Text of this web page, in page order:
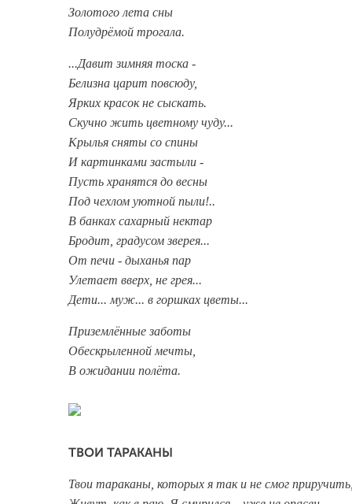
Золотого лета сны
Полудрёмой трогала.
...Давит зимняя тоска -
Белизна царит повсюду,
Ярких красок не сыскать.
Скучно жить цветному чуду...
Крылья сняты со спины
И картинками застыли -
Пусть хранятся до весны
Под чехлом уютной пыли!..
В банках сахарный нектар
Бродит, градусом зверея...
От печи - дыханья пар
Улетает вверх, не грея...
Дети... муж... в горшках цветы...
Приземлённые заботы
Обескрыленной мечты,
В ожидании полёта.
ТВОИ ТАРАКАНЫ
Твои тараканы, которых я так и не смог приручить,